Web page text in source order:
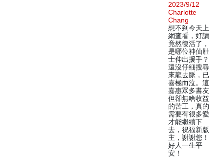
2023/9/12
Charlotte
Chang
想不到今天上
網查看，好讀
竟然復活了，
是哪位神仙壯
士伸出援手？
還沒仔細搜尋
來龍去脈，已
喜極而泣。這
嘉惠眾多書友
但卻無啥收益
的苦工，真的
需要有很多愛
才能繼續下
去，祝福新版
主，謝謝您！
好人一生平
安！